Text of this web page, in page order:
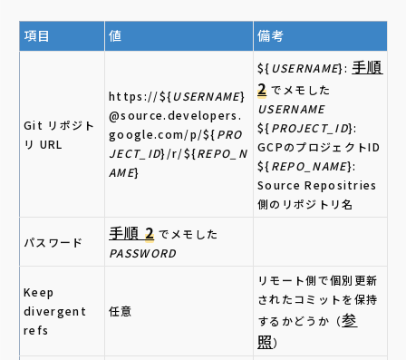
項目 値 備考
Git リポジト
リ URL
https://${USERNAME}
@source.developers.
google.com/p/${PRO
JECT_ID}/r/${REPO_N
AME}
${USERNAME}: 手順
2 でメモした
USERNAME
${PROJECT_ID}:
GCPのプロジェクトID
${REPO_NAME}:
Source Repositries
側のリポジトリ名
パスワード 手順 2 でメモした
PASSWORD
Keep
divergent
refs
任意
リモート側で個別更新
されたコミットを保持
するかどうか（参
照）